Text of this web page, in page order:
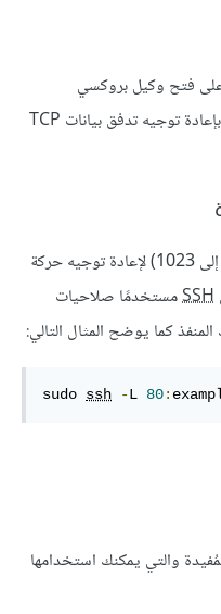
على فتح وكيل بروكسي
، وذلك للسماح بإعادة توجيه تدفق بيانات TCP
إذا أردت فتح منفذ مميز (أي منفذ من 1 إلى 1023) لإعادة توجيه حركة
SSHمستخدمًا صلاحيات
كما يوضح المثال التالي:
sudo ssh -L 80:
والتي يمكنك استخدامها